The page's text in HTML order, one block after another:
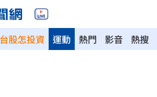
台股怎投資 熱門 影音 熱搜
運動